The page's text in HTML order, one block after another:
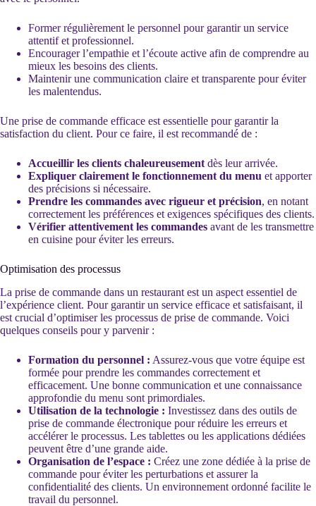
Former régulièrement le personnel pour garantir un service
attentif et professionnel.
Encourager l’empathie et l’écoute active afin de comprendre au
mieux les besoins des clients.
Maintenir une communication claire et transparente pour éviter
les malentendus.
Une prise de commande efficace est essentielle pour garantir la
satisfaction du client. Pour ce faire, il est recommandé de :
Accueillir les clients chaleureusement dès leur arrivée.
Expliquer clairement le fonctionnement du menu et apporter
des précisions si nécessaire.
Prendre les commandes avec rigueur et précision, en notant
correctement les préférences et exigences spécifiques des clients.
Vérifier attentivement les commandes avant de les transmettre
en cuisine pour éviter les erreurs.
Optimisation des processus
La prise de commande dans un restaurant est un aspect essentiel de
l’expérience client. Pour garantir un service efficace et satisfaisant, il
est crucial d’optimiser les processus de prise de commande. Voici
quelques conseils pour y parvenir :
Formation du personnel : Assurez-vous que votre équipe est
formée pour prendre les commandes correctement et
efficacement. Une bonne communication et une connaissance
approfondie du menu sont primordiales.
Utilisation de la technologie : Investissez dans des outils de
prise de commande électronique pour réduire les erreurs et
accélérer le processus. Les tablettes ou les applications dédiées
peuvent être d’une grande aide.
Organisation de l’espace : Créez une zone dédiée à la prise de
commande pour éviter les perturbations et assurer la
confidentialité des clients. Un environnement ordonné facilite le
travail du personnel.